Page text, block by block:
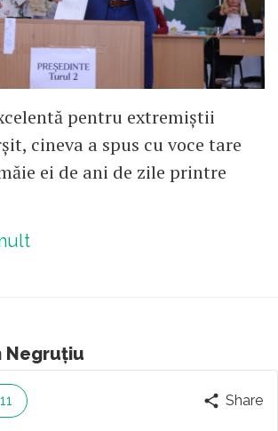
pentru extremiștii
cineva a spus cu voce tare
ei de ani de zile printre
Negruțiu
11 Share